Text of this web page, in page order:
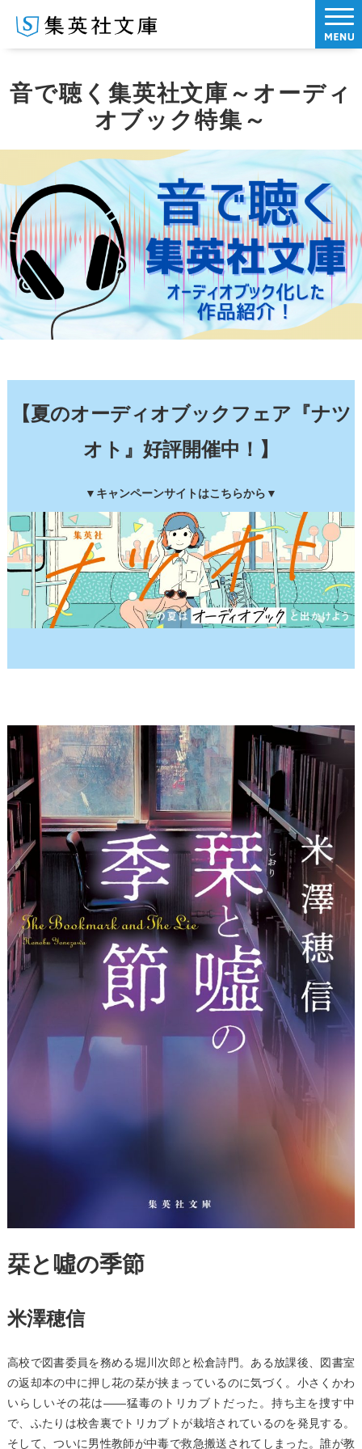
音で聴く集英社文庫～オーディ
オブック特集～
【夏のオーディオブックフェア『ナツ
オト』好評開催中！】
▼キャンペーンサイトはこちらから▼
栞と噓の季節
米澤穂信
高校で図書委員を務める堀川次郎と松倉詩門。ある放課後、図書室
の返却本の中に押し花の栞が挟まっているのに気づく。小さくかわ
いらしいその花は――猛毒のトリカブトだった。持ち主を捜す中
で、ふたりは校舎裏でトリカブトが栽培されているのを発見する。
そして、ついに男性教師が中毒で救急搬送されてしまった。誰が教